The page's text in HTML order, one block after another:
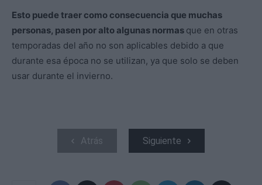
Esto puede traer como consecuencia que muchas
personas, pasen por alto algunas normas que en otras
temporadas del año no son aplicables debido a que
durante esa época no se utilizan, ya que solo se deben
usar durante el invierno.
Atrás Siguiente